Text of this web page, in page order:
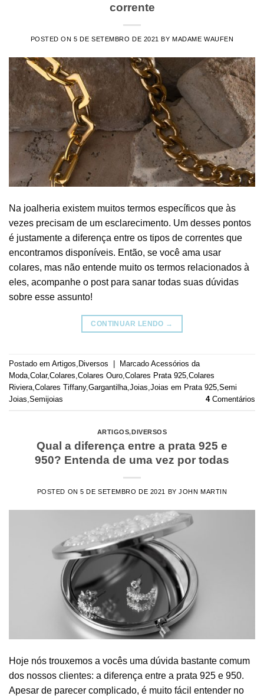
corrente
POSTED ON5 DE SETEMBRO DE 2021 BYMADAME WAUFEN
Na joalheria existem muitos termos específicos que às
vezes precisam de um esclarecimento. Um desses pontos
é justamente a diferença entre os tipos de correntes que
encontramos disponíveis. Então, se você ama usar
colares, mas não entende muito os termos relacionados à
eles, acompanhe o post para sanar todas suas dúvidas
sobre esse assunto!
CONTINUAR LENDO →
Postado em Artigos, Diversos Marcado Acessórios da
Moda,Colar,Colares,Colares Ouro,Colares Prata 925,Colares
Riviera,Colares Tiffany,Gargantilha,Joias,Joias em Prata 925,Semi
Joias,Semijoias 4Comentários
ARTIGOS,DIVERSOS
Qual a diferença entre a prata 925 e
950? Entenda de uma vez por todas
POSTED ON5 DE SETEMBRO DE 2021 BYJOHN MARTIN
Hoje nós trouxemos a vocês uma dúvida bastante comum
dos nossos clientes: a diferença entre a prata 925 e 950.
Apesar de parecer complicado, é muito fácil entender no